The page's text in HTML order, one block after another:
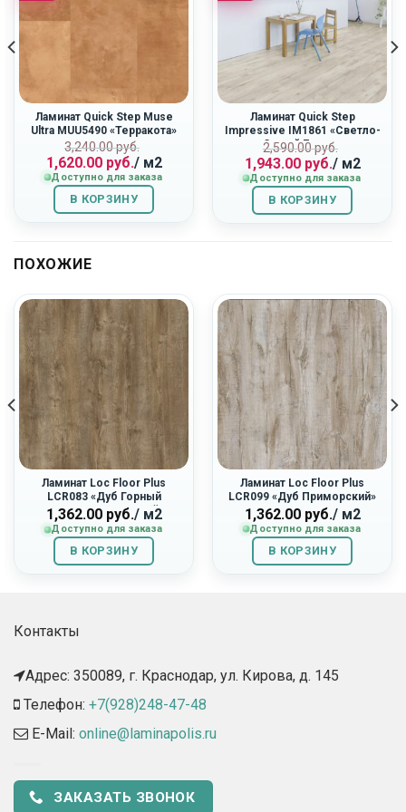
Ламинат Quick Step Muse
Ultra MUU5490 «Терракота»
3,240.00руб.
Первоначальная
цена
составляла
3,240.00
руб..
1,620.00руб.
Текущая
цена:
1,620.00
руб..
/ м2
Доступно для заказа
В КОРЗИНУ
Ламинат Quick Step
Impressive IM1861 «Светло-
Серый Бетон»
2,590.00руб.
цена
составляла
2,590.00
руб..
1,943.00руб.
Текущая
цена:
1,943.00
руб..
/ м2
Доступно для заказа
В КОРЗИНУ
ПОХОЖИЕ
Ламинат Loc Floor Plus
LCR083 «Дуб Горный
Светло-Коричневый»
1,362.00руб./ м2
Доступно для заказа
В КОРЗИНУ
Ламинат Loc Floor Plus
LCR099 «Дуб Приморский»
1,362.00руб./ м2
Доступно для заказа
В КОРЗИНУ
Контакты
Адрес: 350089, г. Краснодар, ул. Кирова, д. 145​
Телефон: +7(928)248-47-48
E-Mail: online@laminapolis.ru
ЗАКАЗАТЬ ЗВОНОК